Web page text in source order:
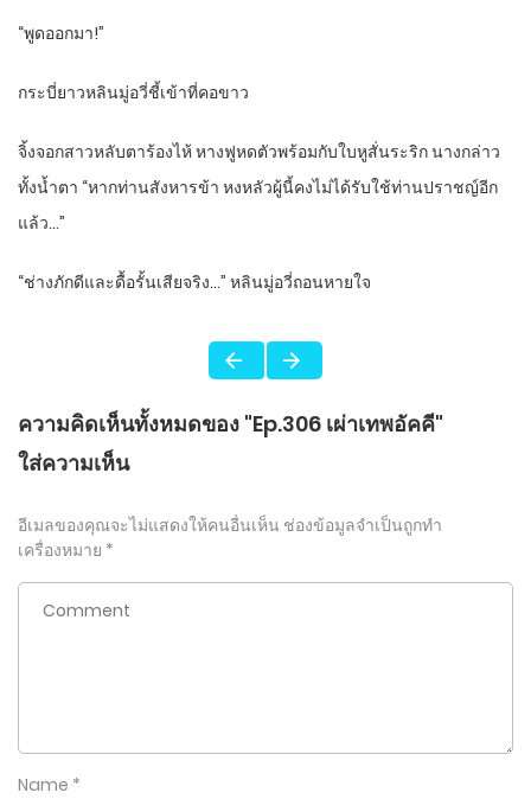
“พูดออกมา!”
กระบี่ยาวหลินมู่อวี่ชี้เข้าที่คอขาว
จิ้งจอกสาวหลับตาร้องไห้ หางฟูหดตัวพร้อมกับใบหูสั่นระริก นางกล่าว
ทั้งน้ำตา “หากท่านสังหารข้า หงหลัวผู้นี้คงไม่ได้รับใช้ท่านปราชญ์อีก
แล้ว…”
“ช่างภักดีและดื้อรั้นเสียจริง…” หลินมู่อวี่ถอนหายใจ
ความคิดเห็นทั้งหมดของ "Ep.306 เผ่าเทพอัคคี"
ใส่ความเห็น
อีเมลของคุณจะไม่แสดงให้คนอื่นเห็น ช่องข้อมูลจำเป็นถูกทำ
เครื่องหมาย *
Name *